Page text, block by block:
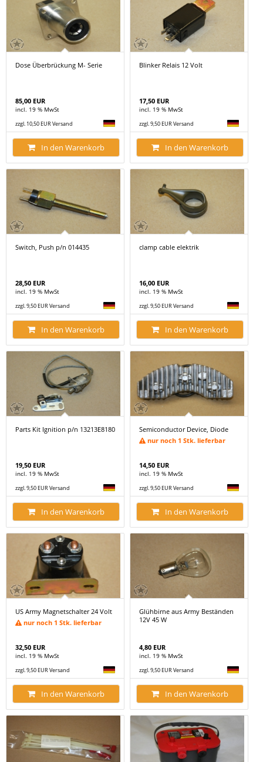
Dose Überbrückung M- Serie
85,00 EUR
incl. 19 % MwSt
zzgl. 10,50 EUR Versand
In den Warenkorb
Blinker Relais 12 Volt
17,50 EUR
incl. 19 % MwSt
zzgl. 9,50 EUR Versand
In den Warenkorb
Switch, Push p/n 014435
28,50 EUR
incl. 19 % MwSt
zzgl. 9,50 EUR Versand
In den Warenkorb
clamp cable elektrik
16,00 EUR
incl. 19 % MwSt
zzgl. 9,50 EUR Versand
In den Warenkorb
Parts Kit Ignition p/n 13213E8180
19,50 EUR
incl. 19 % MwSt
zzgl. 9,50 EUR Versand
In den Warenkorb
Semiconductor Device, Diode
nur noch 1 Stk. lieferbar
14,50 EUR
incl. 19 % MwSt
zzgl. 9,50 EUR Versand
In den Warenkorb
US Army Magnetschalter 24 Volt
nur noch 1 Stk. lieferbar
32,50 EUR
incl. 19 % MwSt
zzgl. 9,50 EUR Versand
In den Warenkorb
Glühbirne aus Army Beständen
12V 45 W
4,80 EUR
incl. 19 % MwSt
zzgl. 9,50 EUR Versand
In den Warenkorb